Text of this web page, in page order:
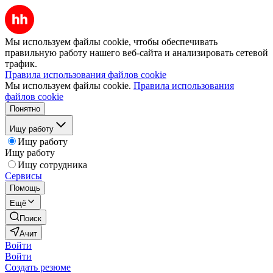
Мы используем файлы cookie, чтобы обеспечивать
правильную работу нашего веб-сайта и анализировать сетевой
трафик.
Правила использования файлов cookie
Мы используем файлы cookie. Правила использования
файлов cookie
Понятно
Ищу работу
Ищу работу
Ищу работу
Ищу сотрудника
Сервисы
Помощь
Ещё
Поиск
Ачит
Войти
Войти
Создать резюме